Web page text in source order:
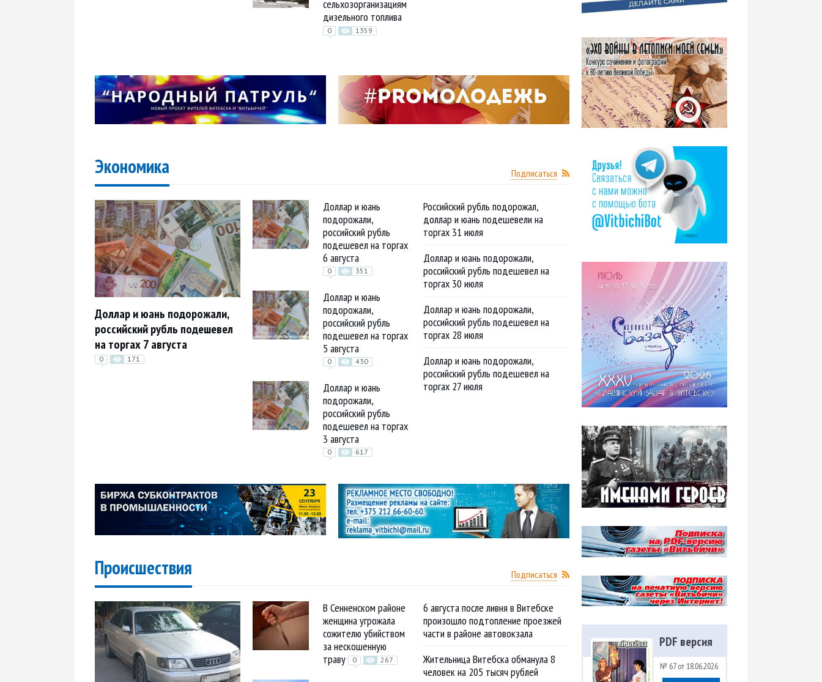
сельхозорганизациям
дизельного топлива
0 1359
Экономика Подписаться
Доллар и юань подорожали,
российский рубль подешевел
на торгах 7 августа
0 171
Доллар и юань
подорожали,
российский рубль
подешевел на торгах
6 августа
0 351
Доллар и юань
подорожали,
российский рубль
подешевел на торгах
5 августа
0 430
Доллар и юань
подорожали,
российский рубль
подешевел на торгах
3 августа
0 617
Российский рубль подорожал,
доллар и юань подешевели на
торгах 31 июля
Доллар и юань подорожали,
российский рубль подешевел на
торгах 30 июля
Доллар и юань подорожали,
российский рубль подешевел на
торгах 28 июля
Доллар и юань подорожали,
российский рубль подешевел на
торгах 27 июля
Происшествия Подписаться
В Сенненском районе
женщина угрожала
сожителю убийством
за нескошенную
траву
0 267
6 августа после ливня в Витебске
произошло подтопление проезжей
части в районе автовокзала
Жительница Витебска обманула 8
человек на 205 тысяч рублей
PDF версия
№ 67 от 18.06.2026